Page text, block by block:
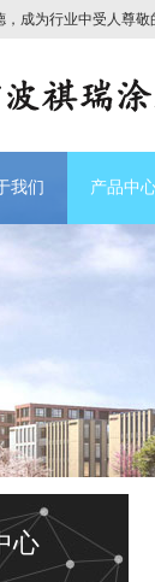
成为行业中受人尊敬的
我们 产品中
心